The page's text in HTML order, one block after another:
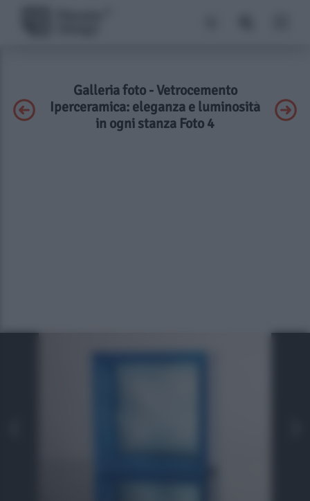
Galleria foto - Vetrocemento
Iperceramica: eleganza e luminosità
in ogni stanza Foto 4